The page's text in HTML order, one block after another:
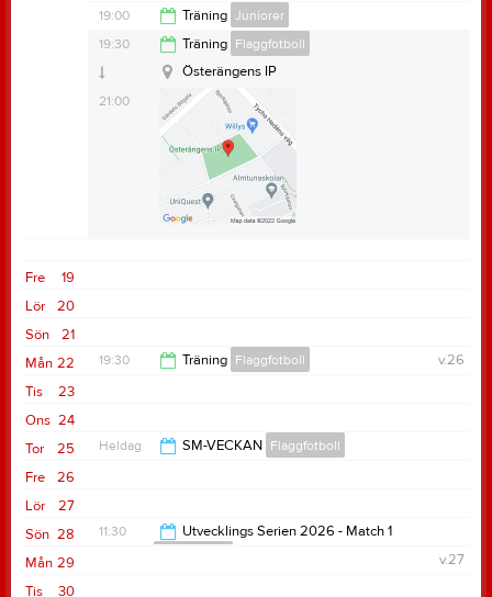
19:30
Österängens IP
Samlingstid:17:45
19:00 Träning Juniorer
20:30
Österängens IP
Samlingstid:18:45
19:30 Träning Flaggfotboll
21:00
Österängens IP
19
Fre
20
Lör
21
Sön
22
Mån v.26
19:30 Träning Flaggfotboll
23
Tis
24
Ons
25
Tor Heldag SM-VECKAN Flaggfotboll
26
Fre
27
Lör
28
Sön 11:30
Utvecklings Serien 2026 - Match 1
29
Mån
v.27
30
Tis